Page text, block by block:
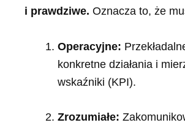
i prawdziwe. Oznacza to, że
Operacyjne:
konkretne działania i
wskaźniki (KPI).
Zrozumiałe: